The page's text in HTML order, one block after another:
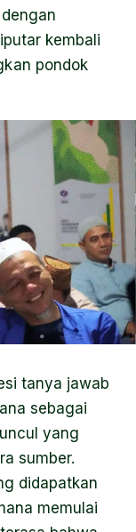
kembali
pondok
tanya jawab
sebagai
yang
sumber.
didapatkan
memulai